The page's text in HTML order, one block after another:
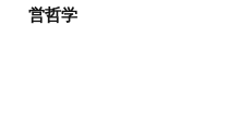
営哲学